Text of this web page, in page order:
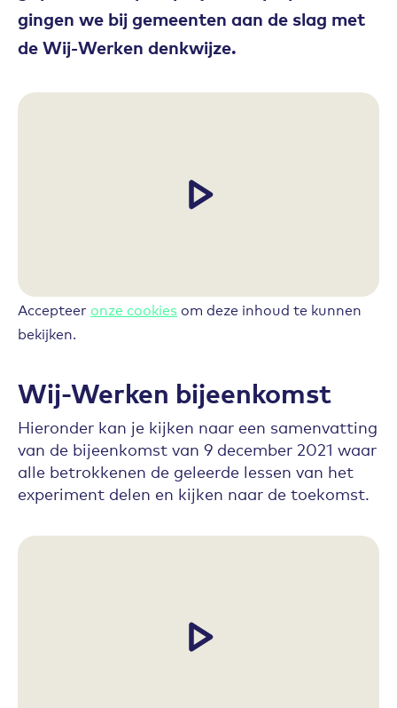
gingen we bij gemeenten aan de slag met
de Wij-Werken denkwijze.
Accepteer onze cookiesom deze inhoud te kunnen
bekijken.
Wij-Werken bijeenkomst
Hieronder kan je kijken naar een samenvatting
van de bijeenkomst van 9 december 2021 waar
alle betrokkenen de geleerde lessen van het
experiment delen en kijken naar de toekomst.